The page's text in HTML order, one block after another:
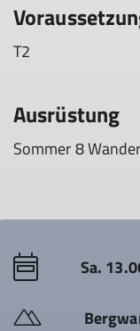
T2
Ausrüstung
Sommer 8
Sa.